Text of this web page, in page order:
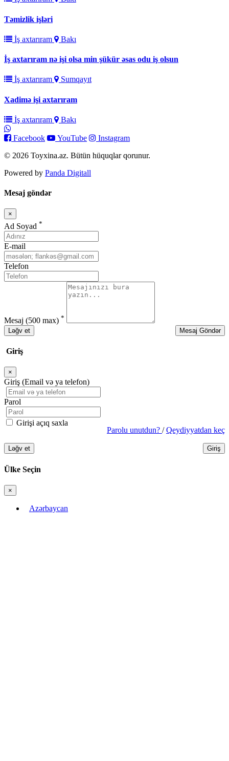
Təmizlik işləri
İş axtarıram Bakı
İş axtarıram nə işi olsa min şükür əsas odu iş olsun
İş axtarıram Sumqayıt
Xadimə işi axtarıram
İş axtarıram Bakı
Facebook YouTube
Instagram
© 2026 Toyxina.az. Bütün hüquqlar qorunur.
Powered by Panda Digitall
Mesaj göndər
×
Bağla
Ad Soyad *
E-mail
Telefon
Mesaj (500 max) *
Ləğv et
Mesaj Göndər
Giriş
×
Bağla
Giriş (Email və ya telefon)
Parol
Girişi açıq saxla
Parolu unutdun? /Qeydiyyatdan keç
Ləğv et Giriş
Ülke Seçin
×
Bağla
Azərbaycan